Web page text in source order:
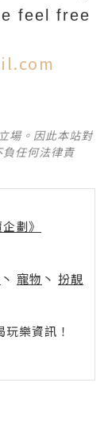
feel free
場。因此本站對
任何法律責
劃》
丶 寵物 丶 扮靚
樂資訊！